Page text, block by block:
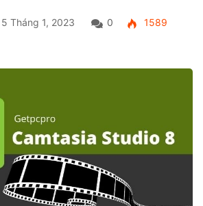
5 Tháng 1, 2023 0
1589